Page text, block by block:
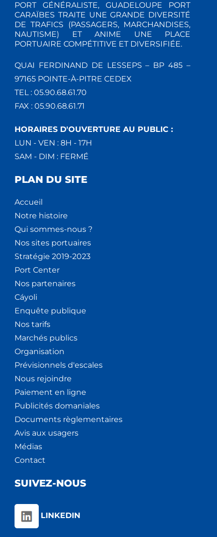
PORT GÉNÉRALISTE, GUADELOUPE PORT
CARAÏBES TRAITE UNE GRANDE DIVERSITÉ
DE TRAFICS (PASSAGERS, MARCHANDISES,
NAUTISME) ET ANIME UNE PLACE
PORTUAIRE COMPÉTITIVE ET DIVERSIFIÉE.
QUAI FERDINAND DE LESSEPS – BP 485 –
97165 POINTE-À-PITRE CEDEX
TEL : 05.90.68.61.70
FAX : 05.90.68.61.71
HORAIRES D'OUVERTURE AU PUBLIC :
LUN - VEN : 8H - 17H
SAM - DIM : FERMÉ
PLAN DU SITE
Accueil
Notre histoire
Qui sommes-nous ?
Nos sites portuaires
Stratégie 2019-2023
Port Center
Nos partenaires
Cáyoli
Enquête publique
Nos tarifs
Marchés publics
Organisation
Prévisionnels d'escales
Nous rejoindre
Paiement en ligne
Publicités domaniales
Documents règlementaires
Avis aux usagers
Médias
Contact
SUIVEZ-NOUS
LINKEDIN